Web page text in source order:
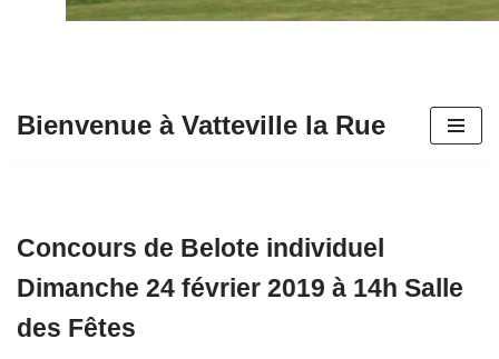
Bienvenue à Vatteville la Rue
Concours de Belote individuel
Dimanche 24 février 2019 à 14h Salle
des Fêtes